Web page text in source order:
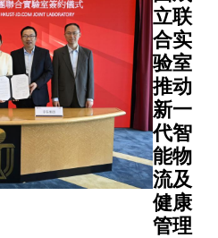
立联
合实
验室
推动
新一
代智
能物
流及
健康
管理